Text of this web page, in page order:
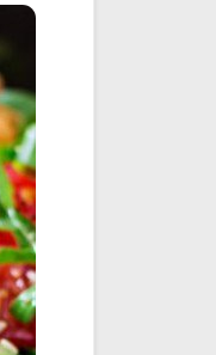
Ruqyah Shariah
according to the Quran
to treat witchcraft,
and the evil eye